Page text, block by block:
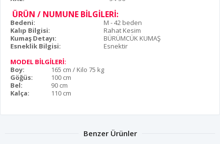
ÜRÜN / NUMUNE BİLGİLERİ:
Bedeni:
M - 42 beden
Kalıp Bilgisi:
Rahat Kesim
Kumaş Detayı:
BÜRÜMCÜK KUMAŞ
Esneklik Bilgisi:
Esnektir
MODEL BİLGİLERİ:
Boy:
165 cm / Kilo 75 kg
Göğüs:
100 cm
Bel:
90 cm
Kalça:
110 cm
Benzer Ürünler